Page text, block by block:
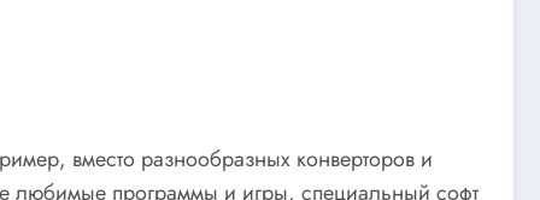
вместо разнообразных конверторов и
любимые программы и игры, специальный софт